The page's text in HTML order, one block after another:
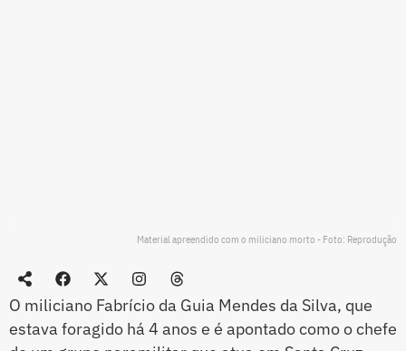
Material apreendido com o miliciano morto - Foto: Reprodução
O miliciano Fabrício da Guia Mendes da Silva, que
estava foragido há 4 anos e é apontado como o chefe